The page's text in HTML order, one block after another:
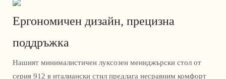
Ергономичен дизайн, прецизна
поддръжка
Нашият минималистичен луксозен мениджърски стол от
серия 912 в италиански стил предлага несравним комфорт